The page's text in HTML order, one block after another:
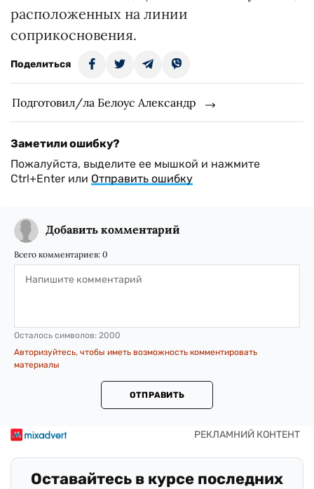
расположенных на линии
соприкосновения.
Поделиться
Подготовил/ла Белоус Александр
Заметили ошибку?
Пожалуйста, выделите ее мышкой и нажмите
Ctrl+Enter или Отправить ошибку
Добавить комментарий
Всего комментариев: 0
Осталось символов: 2000
Авторизуйтесь, чтобы иметь возможность комментировать
материалы
ОТПРАВИТЬ
Оставайтесь в курсе последних